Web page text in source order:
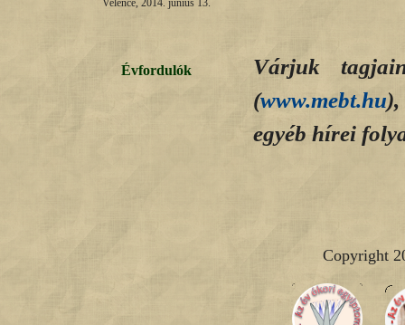
Velence, 2014. június 13.
Évfordulók
Várjuk
(www.mebt.hu
egyéb hírei
Copyright